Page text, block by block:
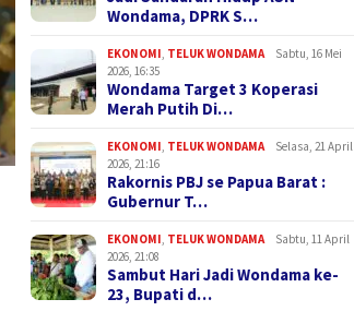
Wondama, DPRK S…
EKONOMI, TELUK WONDAMA
Sabtu, 16 Mei
2026, 16:35
Wondama Target 3 Koperasi
Merah Putih Di…
EKONOMI, TELUK WONDAMA
Selasa, 21 April
2026, 21:16
Rakornis PBJ se Papua Barat :
Gubernur T…
EKONOMI, TELUK WONDAMA
Sabtu, 11 April
2026, 21:08
Sambut Hari Jadi Wondama ke-
23, Bupati d…